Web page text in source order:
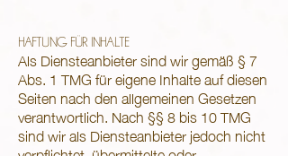
HAFTUNG FÜR INHALTE
Als Diensteanbieter sind wir gemäß § 7
Abs. 1 TMG für eigene Inhalte auf diesen
Seiten nach den allgemeinen Gesetzen
verantwortlich. Nach §§ 8 bis 10 TMG
sind wir als Diensteanbieter jedoch nicht